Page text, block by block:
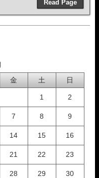
Read Page
金 土 日
1 2
7 8 9
14 15 16
21 22 23
28 29 30